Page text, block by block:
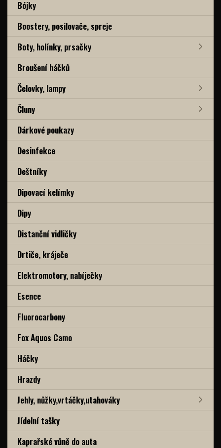
Bójky
Boostery, posilovače, spreje
Boty, holínky, prsačky
Broušení háčků
Čelovky, lampy
Čluny
Dárkové poukazy
Desinfekce
Deštníky
Dipovací kelímky
Dipy
Distanční vidličky
Drtiče, kráječe
Elektromotory, nabíječky
Esence
Fluorocarbony
Fox Aquos Camo
Háčky
Hrazdy
Jehly, nůžky,vrtáčky,utahováky
Jídelní tašky
Kaprařské vůně do auta